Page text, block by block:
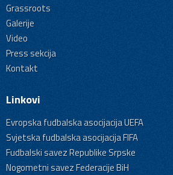
Grassroots
Galerije
Video
Press sekcija
Kontakt
Linkovi
Evropska fudbalska asocijacija UEFA
Svjetska fudbalska asocijacija FIFA
Fudbalski savez Republike Srpske
Nogometni savez Federacije BiH